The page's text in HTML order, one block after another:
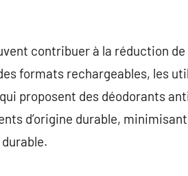
contribuer à la réduction
formats rechargeables, les
proposent des déodorants
d’origine durable,